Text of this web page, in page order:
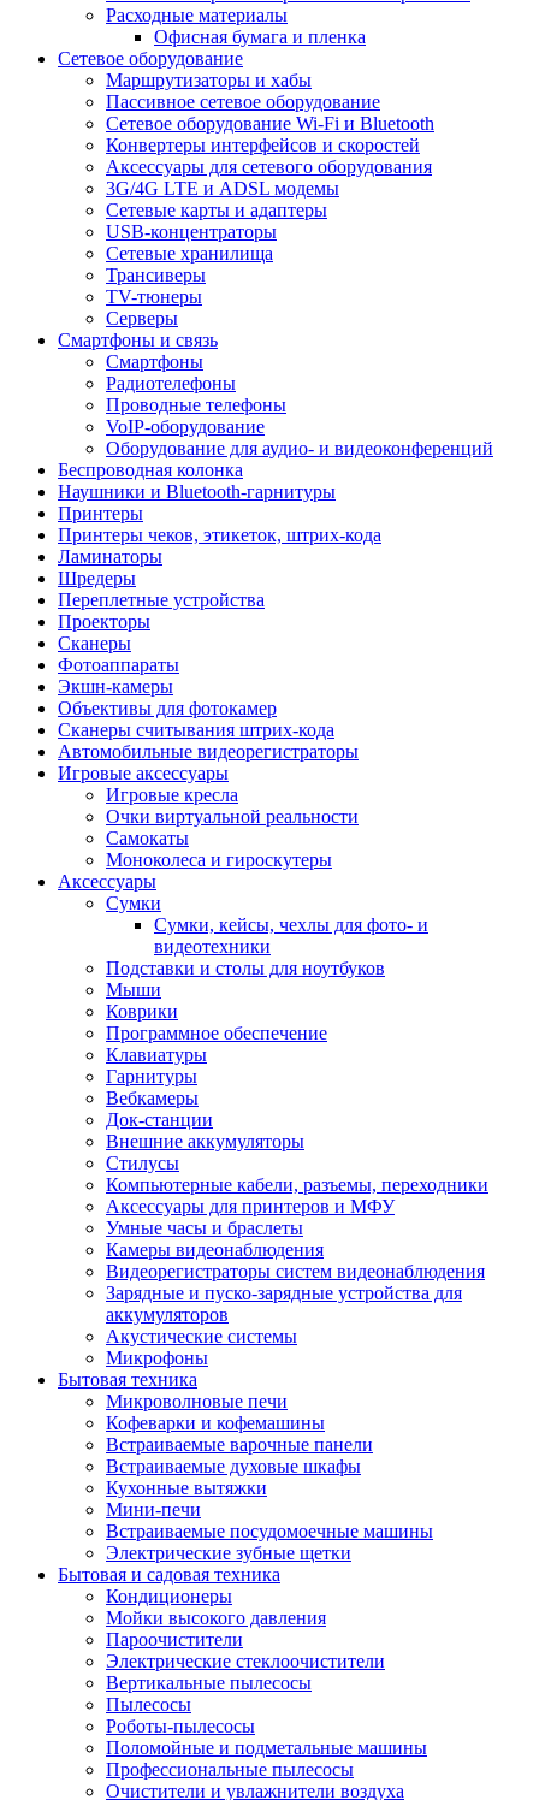
Расходные материалы
Офисная бумага и пленка
Сетевое оборудование
Маршрутизаторы и хабы
Пассивное сетевое оборудование
Сетевое оборудование Wi-Fi и Bluetooth
Конвертеры интерфейсов и скоростей
Аксессуары для сетевого оборудования
3G/4G LTE и ADSL модемы
Сетевые карты и адаптеры
USB-концентраторы
Сетевые хранилища
Трансиверы
TV-тюнеры
Серверы
Смартфоны и связь
Смартфоны
Радиотелефоны
Проводные телефоны
VoIP-оборудование
Оборудование для аудио- и видеоконференций
Беспроводная колонка
Наушники и Bluetooth-гарнитуры
Принтеры
Принтеры чеков, этикеток, штрих-кода
Ламинаторы
Шредеры
Переплетные устройства
Проекторы
Сканеры
Фотоаппараты
Экшн-камеры
Объективы для фотокамер
Сканеры считывания штрих-кода
Автомобильные видеорегистраторы
Игровые аксессуары
Игровые кресла
Очки виртуальной реальности
Самокаты
Моноколеса и гироскутеры
Аксессуары
Сумки
Сумки, кейсы, чехлы для фото- и
видеотехники
Подставки и столы для ноутбуков
Мыши
Коврики
Программное обеспечение
Клавиатуры
Гарнитуры
Вебкамеры
Док-станции
Внешние аккумуляторы
Стилусы
Компьютерные кабели, разъемы, переходники
Аксессуары для принтеров и МФУ
Умные часы и браслеты
Камеры видеонаблюдения
Видеорегистраторы систем видеонаблюдения
Зарядные и пуско-зарядные устройства для
аккумуляторов
Акустические системы
Микрофоны
Бытовая техника
Микроволновые печи
Кофеварки и кофемашины
Встраиваемые варочные панели
Встраиваемые духовые шкафы
Кухонные вытяжки
Мини-печи
Встраиваемые посудомоечные машины
Электрические зубные щетки
Бытовая и садовая техника
Кондиционеры
Мойки высокого давления
Пароочистители
Электрические стеклоочистители
Вертикальные пылесосы
Пылесосы
Роботы-пылесосы
Поломойные и подметальные машины
Профессиональные пылесосы
Очистители и увлажнители воздуха